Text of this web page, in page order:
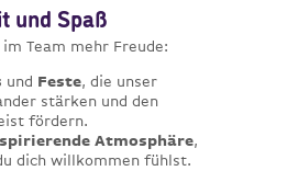
und Spaß
Team mehr Freude:
und Feste, die unser
stärken und den
fördern.
Atmosphäre,
dich willkommen fühlst.